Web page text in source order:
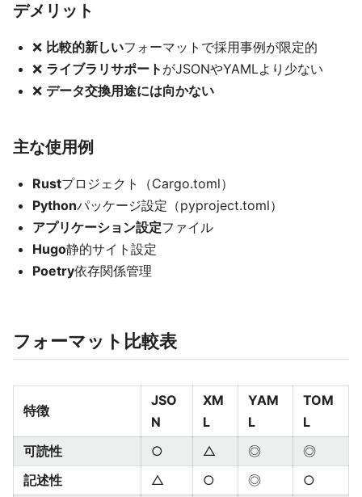
デメリット
❌ 比較的新しいフォーマットで採用事例が限定的
❌ ライブラリサポート がJSONやYAMLより少ない
❌ データ交換用途には向かない
主な使用例
Rustプロジェクト（Cargo.toml）
Pythonパッケージ設定（pyproject.toml）
アプリケーション設定ファイル
Hugo静的サイト設定
Poetry依存関係管理
フォーマット比較表
特徴
JSO
N
XM
L
YAM
L
TOM
L
可読性
○ △ ◎
◎
記述性
△ ○ ◎ ○